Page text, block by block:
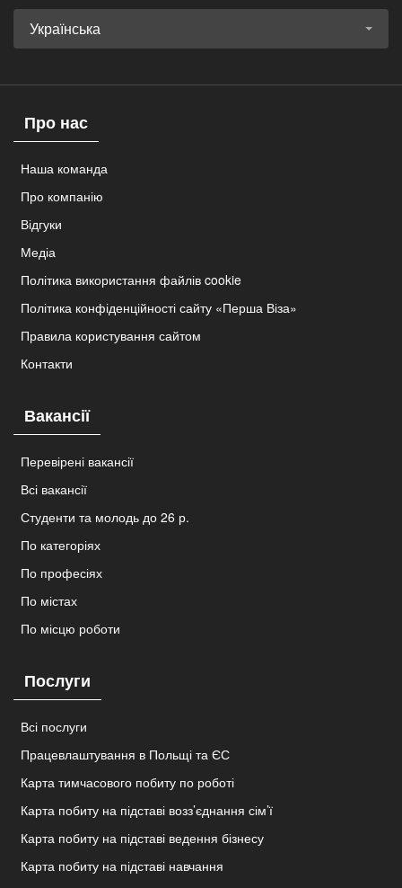
Українська
Про нас
Наша команда
Про компанію
Відгуки
Медіа
Політика використання файлів cookie
Політика конфіденційності сайту «Перша Віза»
Правила користування сайтом
Контакти
Вакансії
Перевірені вакансії
Всі вакансії
Студенти та молодь до 26 р.
По категоріях
По професіях
По містах
По місцю роботи
Послуги
Всі послуги
Працевлаштування в Польщі та ЄС
Карта тимчасового побиту по роботі
Карта побиту на підставі возз’єднання сім’ї
Карта побиту на підставі ведення бізнесу
Карта побиту на підставі навчання